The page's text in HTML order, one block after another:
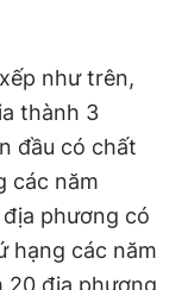
như trên,
thành 3
đầu có chất
các năm
phương có
hạng các năm
20 địa phương